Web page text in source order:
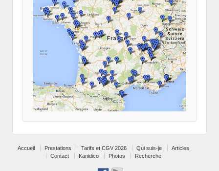
Accueil Prestations Tarifs et CGV 2026 Qui suis-je
Articles
Contact
Kanidico Photos Recherche